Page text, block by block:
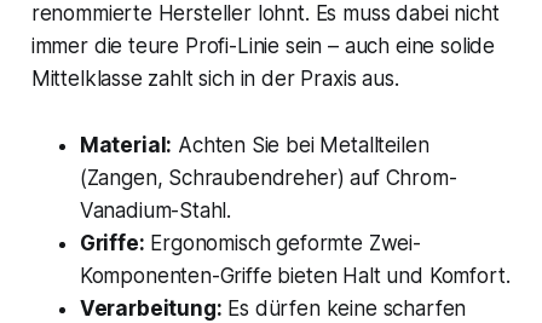
renommierte Hersteller lohnt. Es muss dabei nicht
immer die teure Profi-Linie sein – auch eine solide
Mittelklasse zahlt sich in der Praxis aus.
Material: Achten Sie bei Metallteilen
(Zangen, Schraubendreher) auf Chrom-
Vanadium-Stahl.
Griffe: Ergonomisch geformte Zwei-
Komponenten-Griffe bieten Halt und Komfort.
Verarbeitung: Es dürfen keine scharfen